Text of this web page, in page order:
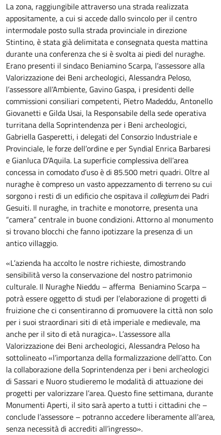
La zona, raggiungibile attraverso una strada realizzata
appositamente, a cui si accede dallo svincolo per il centro
intermodale posto sulla strada provinciale in direzione
Stintino, è stata già delimitata e consegnata questa mattina
durante una conferenza che si è svolta ai piedi del nuraghe.
Erano presenti il sindaco Beniamino Scarpa, l’assessore alla
Valorizzazione dei Beni archeologici, Alessandra Peloso,
l’assessore all’Ambiente, Gavino Gaspa, i presidenti delle
commissioni consiliari competenti, Pietro Madeddu, Antonello
Giovanetti e Gilda Usai, la Responsabile della sede operativa
turritana della Soprintendenza per i Beni archeologici,
Gabriella Gasperetti, i delegati del Consorzio Industriale e
Provinciale, le forze dell’ordine e per Syndial Enrica Barbaresi
e Gianluca D’Aquila. La superficie complessiva dell’area
concessa in comodato d’uso è di 85.500 metri quadri. Oltre al
nuraghe è compreso un vasto appezzamento di terreno su cui
sorgono i resti di un edificio che ospitava il collegiumdei Padri
Gesuiti. Il nuraghe, in trachite e monotorre, presenta una
“camera” centrale in buone condizioni. Attorno al monumento
si trovano blocchi che fanno ipotizzare la presenza di un
antico villaggio.
«L’azienda ha accolto le nostre richieste, dimostrando
sensibilità verso la conservazione del nostro patrimonio
culturale. Il Nuraghe Nieddu – afferma Beniamino Scarpa –
potrà essere oggetto di studi per l’elaborazione di progetti di
fruizione che ci consentiranno di promuovere la città non solo
per i suoi straordinari siti di età imperiale e medievale, ma
anche per il sito di età nuragica». L’assessore alla
Valorizzazione dei Beni archeologici, Alessandra Peloso ha
sottolineato «l’importanza della formalizzazione dell’atto. Con
la collaborazione della Soprintendenza per i beni archeologici
di Sassari e Nuoro studieremo le modalità di attuazione dei
progetti per valorizzare l’area. Questo fine settimana, durante
Monumenti Aperti, il sito sarà aperto a tutti i cittadini che –
conclude l’assessore – potranno accedere liberamente all’area,
senza necessità di accrediti all’ingresso».